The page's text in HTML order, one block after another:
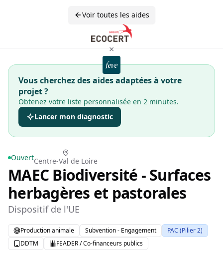
Voir toutes les aides
×
Vous cherchez des aides adaptées à votre
projet ?
Obtenez votre liste personnalisée en 2 minutes.
Lancer mon diagnostic
OuvertCentre-Val de Loire
MAEC Biodiversité - Surfaces
herbagères et pastorales
Dispositif de l'UE
Production animale Subvention - Engagement
PAC (Pilier 2)
DDTM
FEADER / Co-financeurs publics